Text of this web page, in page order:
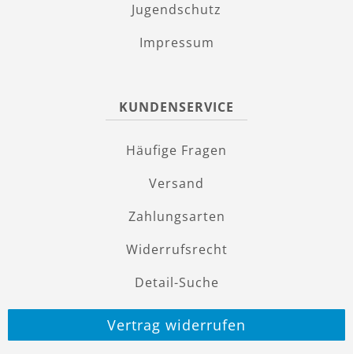
Jugendschutz
Impressum
KUNDENSERVICE
Häufige Fragen
Versand
Zahlungsarten
Widerrufsrecht
Detail-Suche
Vertrag widerrufen